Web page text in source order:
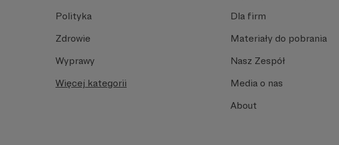
Polityka
Zdrowie
Wyprawy
Więcej kategorii
Dla firm
Materiały do pobrania
Nasz Zespół
Media o nas
About